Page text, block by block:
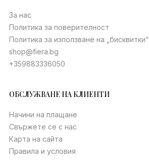
За нас
Политика за поверителност
Политика за използване на „бисквитки“
shop@fiera.bg
+359883336050
ОБСЛУЖВАНЕ НА КЛИЕНТИ
Начини на плащане
Свържете се с нас
Карта на сайта
Правила и условия